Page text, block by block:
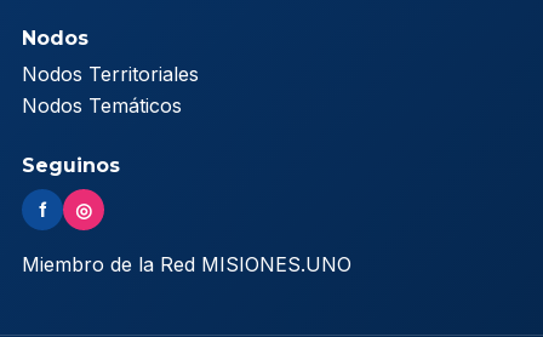
Nodos
Nodos Territoriales
Nodos Temáticos
Seguinos
f ◎
Miembro de la Red MISIONES.UNO